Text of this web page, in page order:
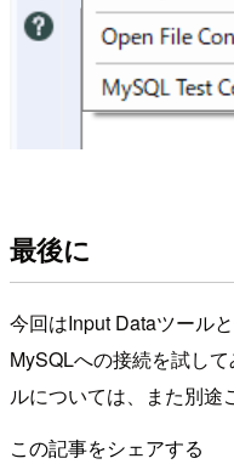
最後に
今回はInput Dataツール
MySQLへの接続を試し
ルについては、また別途
この記事をシェアする